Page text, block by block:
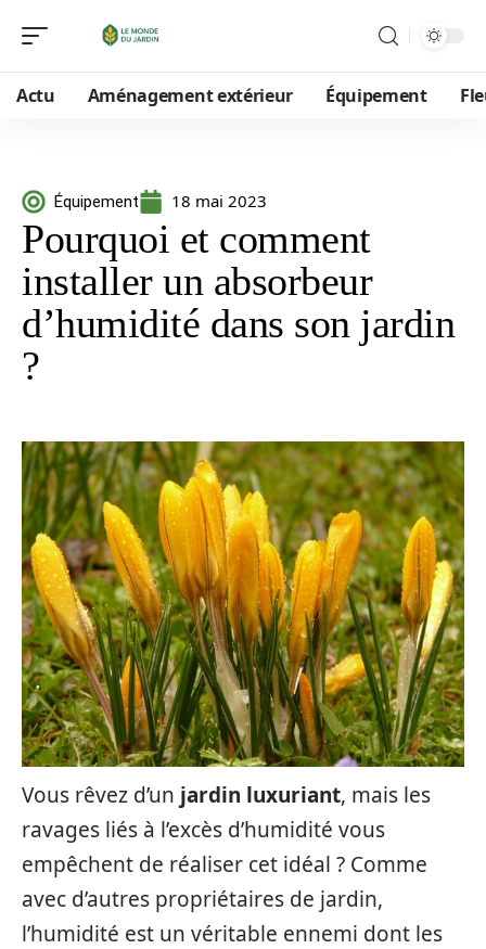
Actu Aménagement extérieur Équipement
Équipement 18 mai 2023
Pourquoi et comment
installer un absorbeur
d’humidité dans son jardin
?
Vous rêvez d’un jardin luxuriant, mais les
ravages liés à l’excès d’humidité vous
empêchent de réaliser cet idéal ? Comme
avec d’autres propriétaires de jardin,
l’humidité est un véritable ennemi dont les